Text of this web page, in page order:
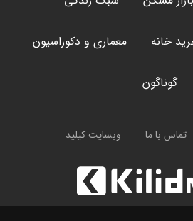
خانه معماری و دکوراسیون
گوناگون
تماس با ما وبسایت کیلید